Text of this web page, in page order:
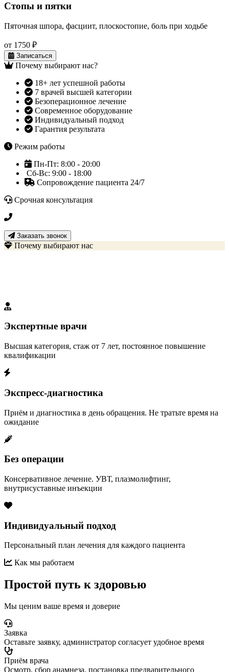
Стопы и пятки
Пяточная шпора, фасциит, плоскостопие, боль при ходьбе
от 1750 ₽
Записаться
Почему выбирают нас?
18+ лет успешной работы
7 врачей высшей категории
Безоперационное лечение
Современное оборудование
Индивидуальный подход
Гарантия результата
Режим работы
Пн-Пт: 8:00 - 20:00
Сб-Вс: 9:00 - 18:00
Сопровождение пациента 24/7
Срочная консультация
Заказать звонок
Почему выбирают нас
Экспертные врачи
Высшая категория, стаж от 7 лет, постоянное повышение
квалификации
Экспресс-диагностика
Приём и диагностика в день обращения. Не тратьте время на
ожидание
Без операции
Консервативное лечение. УВТ, плазмолифтинг,
внутрисуставные инъекции
Индивидуальный подход
Персональный план лечения для каждого пациента
Как мы работаем
Простой путь к здоровью
Мы ценим ваше время и доверие
Заявка
Оставьте заявку, администратор согласует удобное время
Приём врача
Осмотр, сбор анамнеза, постановка предварительного